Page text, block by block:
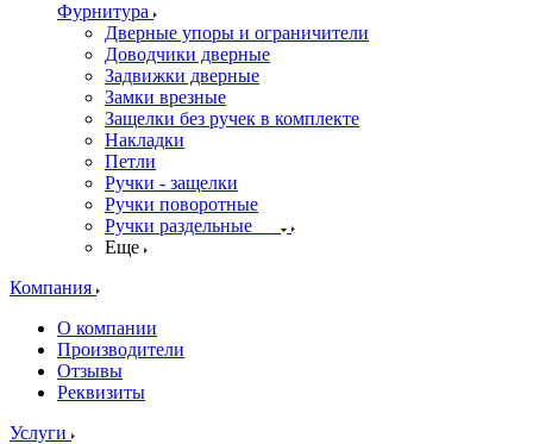
Фурнитура
Дверные упоры и ограничители
Доводчики дверные
Задвижки дверные
Замки врезные
Защелки без ручек в комплекте
Накладки
Петли
Ручки - защелки
Ручки поворотные
Ручки раздельные
Еще
Компания
О компании
Производители
Отзывы
Реквизиты
Услуги